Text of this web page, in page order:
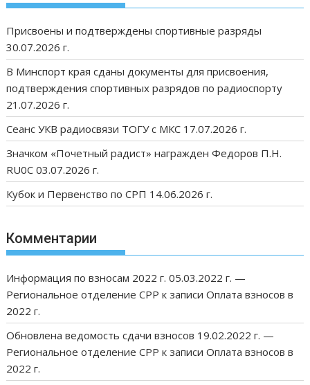
Присвоены и подтверждены спортивные разряды
30.07.2026 г.
В Минспорт края сданы документы для присвоения,
подтверждения спортивных разрядов по радиоспорту
21.07.2026 г.
Сеанс УКВ радиосвязи ТОГУ с МКС 17.07.2026 г.
Значком «Почетный радист» награжден Федоров П.Н.
RU0C 03.07.2026 г.
Кубок и Первенство по СРП 14.06.2026 г.
Комментарии
Информация по взносам 2022 г. 05.03.2022 г. —
Региональное отделение СРР к записиОплата взносов в
2022 г.
Обновлена ведомость сдачи взносов 19.02.2022 г. —
Региональное отделение СРР к записиОплата взносов в
2022 г.